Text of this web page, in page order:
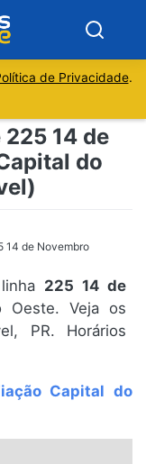
de Privacidade.
14 de
do
14 de Novembro
225 14 de
Oeste. Veja os
PR. Horários
Capital do